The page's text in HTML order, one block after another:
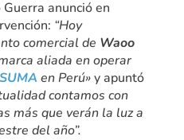
anunció en
“Hoy
comercial de Waoo
aliada en operar
SUMA en Perú»y apuntó
contamos con
más que verán la luz a
del año”.